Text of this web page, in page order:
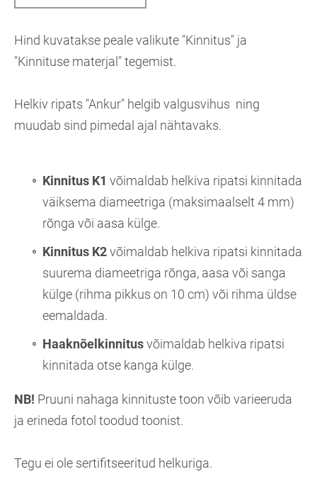
Hind kuvatakse peale valikute "Kinnitus" ja
"Kinnituse materjal" tegemist.
Helkiv ripats "Ankur" helgib valgusvihus ning
muudab sind pimedal ajal nähtavaks.
Kinnitus K1 võimaldab helkiva ripatsi kinnitada
väiksema diameetriga (maksimaalselt 4 mm)
rõnga või aasa külge.
Kinnitus K2võimaldab helkiva ripatsi kinnitada
suurema diameetriga rõnga, aasa või sanga
külge (rihma pikkus on 10 cm) või rihma üldse
eemaldada.
Haaknõelkinnitusvõimaldab helkiva ripatsi
kinnitada otse kanga külge.
NB! Pruuni nahaga kinnituste toon võib varieeruda
ja erineda fotol toodud toonist.
Tegu ei ole sertifitseeritud helkuriga.